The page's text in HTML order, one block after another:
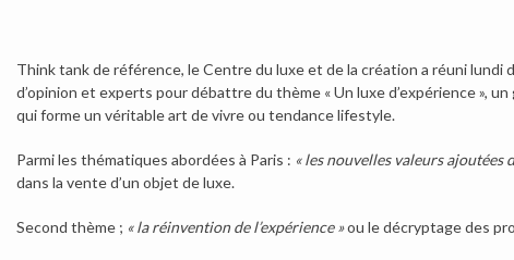
Think tank de référence, le Centre du luxe et de la création a réuni lundi
d’opinion et experts pour débattre du thème « Un luxe d’expérience »,
qui forme un véritable art de vivre ou tendance lifestyle.
Parmi les thématiques abordées à Paris : « les nouvelles valeurs ajoutées
dans la vente d’un objet de luxe.
Second thème ; « la réinvention de l’expérience »ou le décryptage des